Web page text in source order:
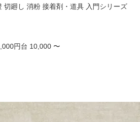
切廻し 消粉 接着剤・道具 入門シリーズ
円台 10,000 〜